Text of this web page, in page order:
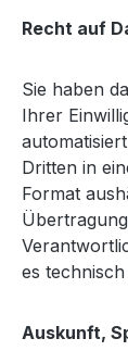
Recht auf
Sie haben
Ihrer
Dritten in
Format
es
Auskunft,